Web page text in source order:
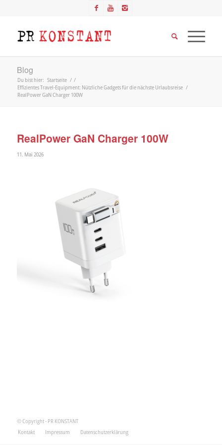
Blog
Du bist hier: Startseite / /
Effizientes Travel-Equipment: Nützliche Gadgets für die nächste Urlaubsreise /
RealPower GaN Charger 100W
RealPower GaN Charger 100W
11. Mai 2026
© Copyright - PR KONSTANT
Kontakt
Impressum Datenschutzerklärung